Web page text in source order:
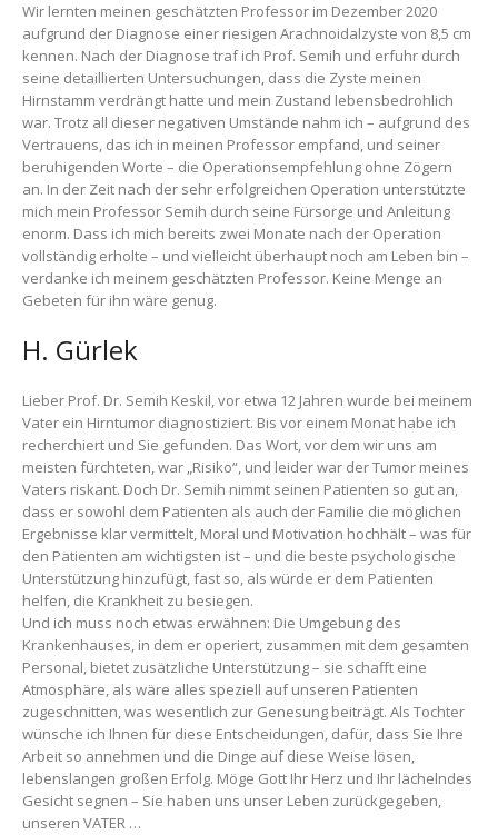
Wir lernten meinen geschätzten Professor im Dezember 2020
aufgrund der Diagnose einer riesigen Arachnoidalzyste von 8,5 cm
kennen. Nach der Diagnose traf ich Prof. Semih und erfuhr durch
seine detaillierten Untersuchungen, dass die Zyste meinen
Hirnstamm verdrängt hatte und mein Zustand lebensbedrohlich
war. Trotz all dieser negativen Umstände nahm ich – aufgrund des
Vertrauens, das ich in meinen Professor empfand, und seiner
beruhigenden Worte – die Operationsempfehlung ohne Zögern
an. In der Zeit nach der sehr erfolgreichen Operation unterstützte
mich mein Professor Semih durch seine Fürsorge und Anleitung
enorm. Dass ich mich bereits zwei Monate nach der Operation
vollständig erholte – und vielleicht überhaupt noch am Leben bin –
verdanke ich meinem geschätzten Professor. Keine Menge an
Gebeten für ihn wäre genug.
H. Gürlek
Lieber Prof. Dr. Semih Keskil, vor etwa 12 Jahren wurde bei meinem
Vater ein Hirntumor diagnostiziert. Bis vor einem Monat habe ich
recherchiert und Sie gefunden. Das Wort, vor dem wir uns am
meisten fürchteten, war „Risiko“, und leider war der Tumor meines
Vaters riskant. Doch Dr. Semih nimmt seinen Patienten so gut an,
dass er sowohl dem Patienten als auch der Familie die möglichen
Ergebnisse klar vermittelt, Moral und Motivation hochhält – was für
den Patienten am wichtigsten ist – und die beste psychologische
Unterstützung hinzufügt, fast so, als würde er dem Patienten
helfen, die Krankheit zu besiegen.
Und ich muss noch etwas erwähnen: Die Umgebung des
Krankenhauses, in dem er operiert, zusammen mit dem gesamten
Personal, bietet zusätzliche Unterstützung – sie schafft eine
Atmosphäre, als wäre alles speziell auf unseren Patienten
zugeschnitten, was wesentlich zur Genesung beiträgt. Als Tochter
wünsche ich Ihnen für diese Entscheidungen, dafür, dass Sie Ihre
Arbeit so annehmen und die Dinge auf diese Weise lösen,
lebenslangen großen Erfolg. Möge Gott Ihr Herz und Ihr lächelndes
Gesicht segnen – Sie haben uns unser Leben zurückgegeben,
unseren VATER …